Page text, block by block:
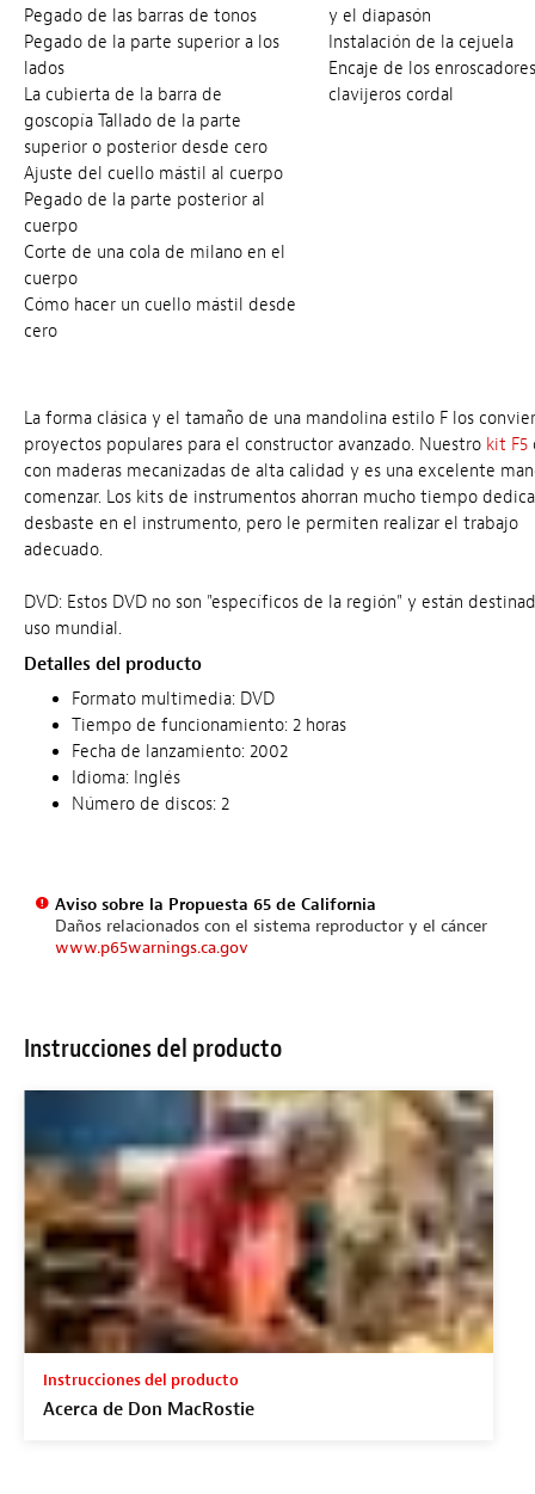
Pegado de las barras de tonos
Pegado de la parte superior a los
lados
La cubierta de la barra de
goscopía Tallado de la parte
superior o posterior desde cero
Ajuste del cuello mástil al cuerpo
Pegado de la parte posterior al
cuerpo
Corte de una cola de milano en el
cuerpo
Cómo hacer un cuello mástil desde
cero
y el diapasón
Instalación de la cejuela
Encaje de los
clavijeros cordal
La forma clásica y el tamaño de una mandolina estilo F los
proyectos populares para el constructor avanzado. Nuestro kit F5
con maderas mecanizadas de alta calidad y es una excelente
comenzar. Los kits de instrumentos ahorran mucho tiempo
desbaste en el instrumento, pero le permiten realizar el trabajo
adecuado.
DVD: Estos DVD no son "específicos de la región" y están
uso mundial.
Detalles del producto
Formato multimedia: DVD
Tiempo de funcionamiento: 2 horas
Fecha de lanzamiento: 2002
Idioma: Inglés
Número de discos: 2
Aviso sobre la Propuesta 65 de California
Daños relacionados con el sistema reproductor y el cáncer
www.p65warnings.ca.gov
Instrucciones del producto
Instrucciones del producto
Acerca de Don MacRostie